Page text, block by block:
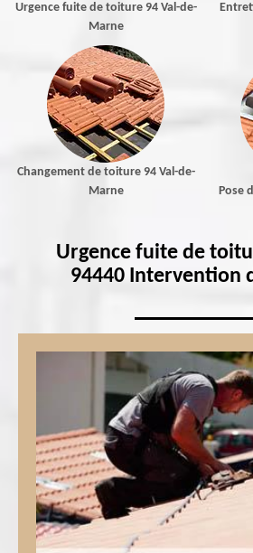
Urgence fuite de toiture 94 Val-de-
Marne
Changement de toiture 94 Val-de-
Marne
Pose
Urgence fuite de
94440 Intervention